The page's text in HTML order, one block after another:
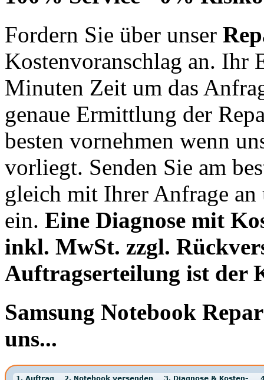
Fordern Sie über unser
Kostenvoranschlag an. Ihr
Minuten Zeit um das
genaue Ermittlung der
besten vornehmen wenn
vorliegt. Senden Sie am
gleich mit Ihrer Anfrage
ein. Eine Diagnose mit
inkl. MwSt. zzgl.
Auftragserteilung ist der
Samsung Notebook
uns...